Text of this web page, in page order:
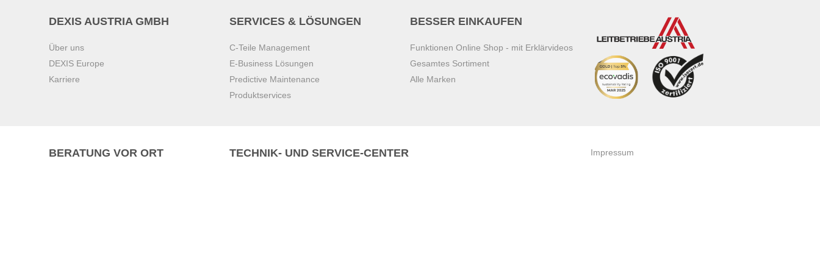
DEXIS AUSTRIA GMBH
Über uns
DEXIS Europe
Karriere
SERVICES & LÖSUNGEN
C-Teile Management
E-Business Lösungen
Predictive Maintenance
Produktservices
BESSER EINKAUFEN
Funktionen Online Shop - mit Erklärvideos
Gesamtes Sortiment
Alle Marken
BERATUNG VOR ORT TECHNIK- UND SERVICE-CENTER
Impressum